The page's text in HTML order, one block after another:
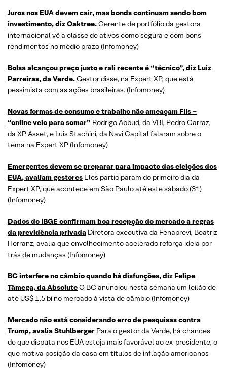
Juros nos EUA devem cair, masbondscontinuam sendo bom
investimento, dizOaktree.Gerente de portfólio da gestora
internacional vê a classe de ativos como segura e com bons
rendimentos no médio prazo (Infomoney)
Bolsa alcançou preço justo e rali recente é “técnico”, diz Luiz
Parreiras, daVerde.Gestor disse, na Expert XP, que está
pessimista com as ações brasileiras. (Infomoney)
Novas formas de consumo e trabalho não ameaçam FIIs –
“online veio para somar” Rodrigo Abbud, da VBI, Pedro Carraz,
da XP Asset, e Luis Stachini, da Navi Capital falaram sobre o
tema na Expert XP (Infomoney)
Emergentes devem se preparar para impacto das eleições dos
EUA, avaliam gestores Eles participaram do primeiro dia da
Expert XP, que acontece em São Paulo até este sábado (31)
(Infomoney)
Dadosdo IBGE confirmam boa recepção do mercado a regras
da previdênciaprivada Diretora executiva da Fenaprevi, Beatriz
Herranz, avalia que envelhecimento acelerado reforça ideia por
trás de mudanças (Infomoney)
BC interfere no câmbio quando há disfunções, diz Felipe
Tâmega, daAbsoluteO BC anunciou nesta semana um leilão de
até US$ 1,5 bi no mercado à vista de câmbio (Infomoney)
Mercado não está considerando erro de pesquisas contra
Trump, avaliaStuhlberger Para o gestor da Verde, há chances
de que disputa nos EUA esteja mais favorável ao ex-presidente, o
que motiva posição da casa em títulos de inflação americanos
(Infomoney)